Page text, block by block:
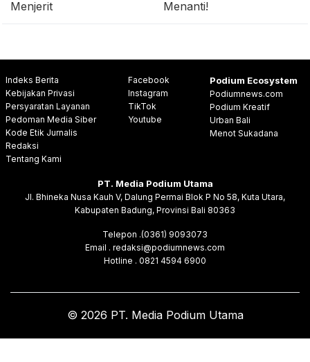
Menjerit
Menanti!
Indeks Berita
Kebijakan Privasi
Persyaratan Layanan
Pedoman Media Siber
Kode Etik Jurnalis
Redaksi
Tentang Kami
Facebook
Instagram
TikTok
Youtube
Podium Ecosystem
Podiumnews.com
Podium Kreatif
Urban Bali
Menot Sukadana
PT. Media Podium Utama
Jl. Bhineka Nusa Kauh V, Dalung Permai Blok P No 58, Kuta Utara,
Kabupaten Badung, Provinsi Bali 80363
Telepon .(0361) 9093073
Email . redaksi@podiumnews.com
Hotline . 0821 4594 6900
© 2026 PT. Media Podium Utama